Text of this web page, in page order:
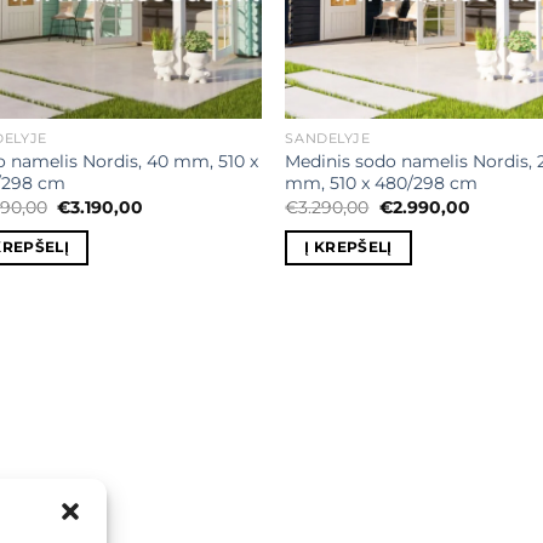
namelis Nordis, 40 mm, 510 x
cm
Original
was:
€3.690,00.
€3.190,00
SANDĖLYJE
Medinis sodo namelis Nordis,
mm, 510 x 480/298 cm
€3.290,00 Original
was:
€3.290,00.
€2.990,00Current
Į KREPŠELĮ